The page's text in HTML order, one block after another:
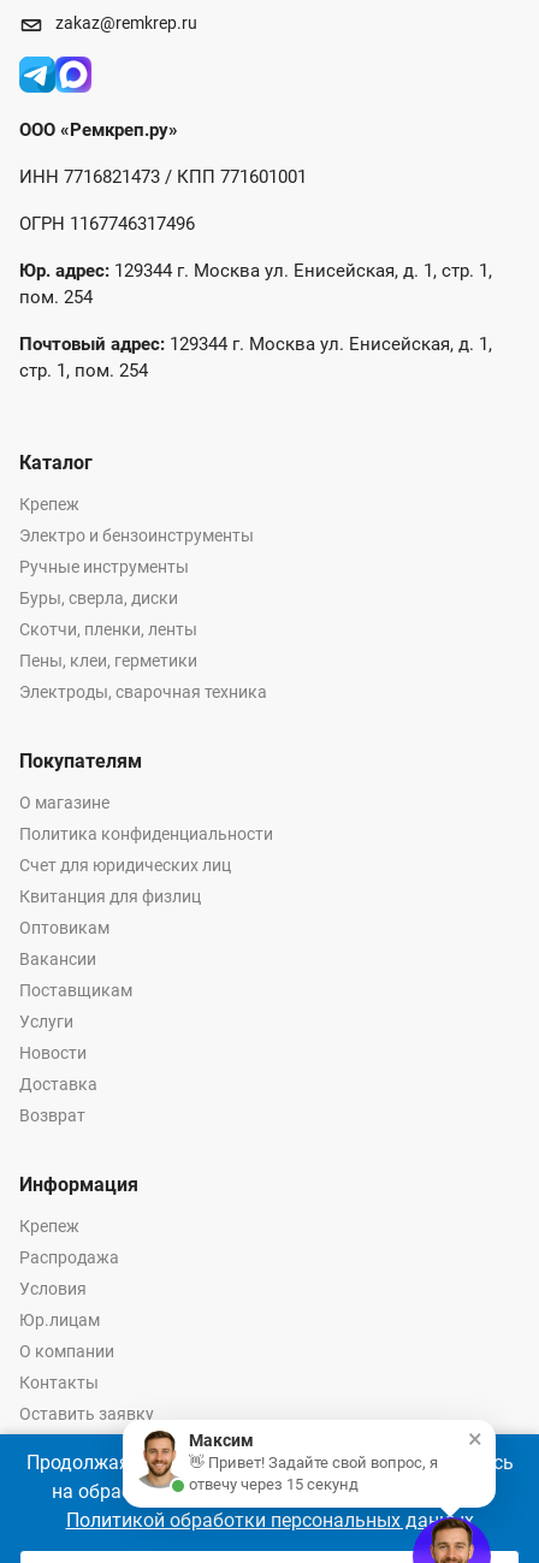
zakaz@remkrep.ru
ООО «Ремкреп.ру»
ИНН 7716821473 / КПП 771601001
ОГРН 1167746317496
Юр. адрес: 129344 г. Москва ул. Енисейская, д. 1, стр. 1,
пом. 254
Почтовый адрес: 129344 г. Москва ул. Енисейская, д. 1,
стр. 1, пом. 254
Каталог
Крепеж
Электро и бензоинструменты
Ручные инструменты
Буры, сверла, диски
Скотчи, пленки, ленты
Пены, клеи, герметики
Электроды, сварочная техника
Покупателям
О магазине
Политика конфиденциальности
Счет для юридических лиц
Квитанция для физлиц
Оптовикам
Вакансии
Поставщикам
Услуги
Новости
Доставка
Возврат
Информация
Крепеж
Распродажа
Условия
Юр.лицам
О компании
Контакты
Оставить заявку
Калькулятор крепежа
© 2026 год Оптово-розничные продажи крепежа и инструмента -
Ремкреп.ру
Продолжая использовать наш сайт, Вы соглашаетесь
на обработку файлов cookie 🍪 в соответствии с
Политикой обработки персональных данных
×
Максим
👋 Привет! Задайте свой вопрос, я
отвечу через 15 секунд